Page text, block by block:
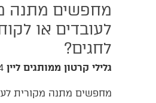
מחפשים מתנה
לעובדים או
לחגים?
גלילי קרטון ממותגים ליין
מחפשים מתנה מקורית